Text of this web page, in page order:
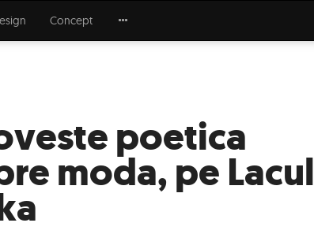
Concept
poetica
moda, pe Lacul